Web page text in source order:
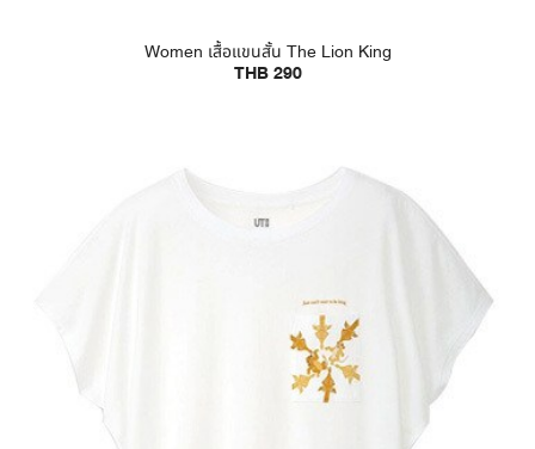
Women เสื้อแขนสั้น The Lion King
THB 290